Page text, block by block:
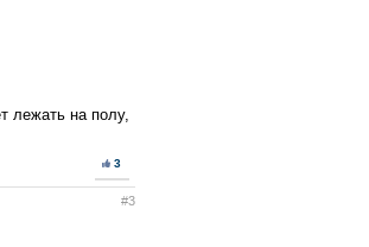
лежать на полу,
3
#3